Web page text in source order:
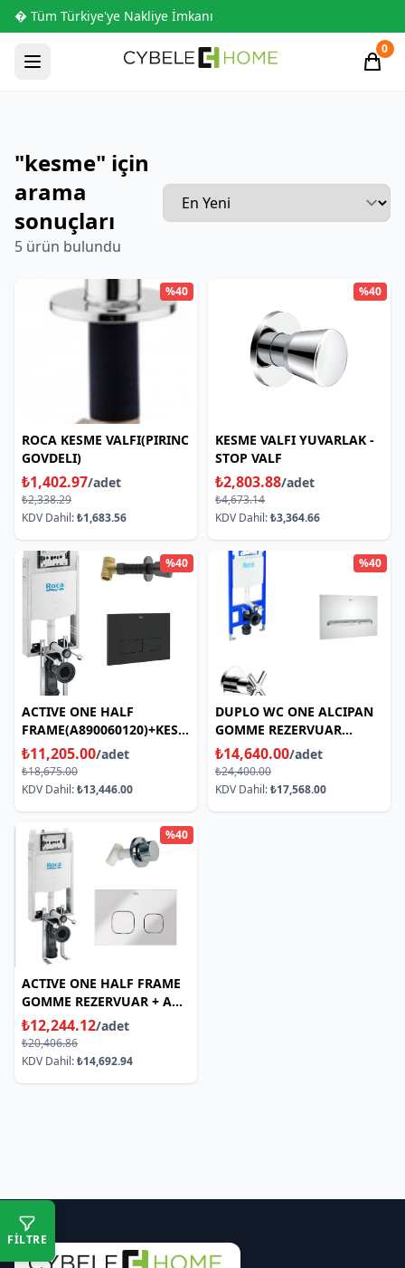
� Tüm Türkiye'ye Nakliye İmkanı
0
FİLTRE
"kesme" için
arama
sonuçları
5 ürün bulundu
%40
ROCA KESME VALFI(PIRINC
GOVDELI)
₺1,402.97/adet
₺2,338.29
KDV Dahil:₺1,683.56
%40
KESME VALFI YUVARLAK -
STOP VALF
₺2,803.88/adet
₺4,673.14
KDV Dahil:₺3,364.66
%40
ACTIVE ONE HALF
FRAME(A890060120)+KESME
VALFI(A5251685B)+AC4
MAT SIYAH(A8901750006)
₺11,205.00/adet
₺18,675.00
KDV Dahil:₺13,446.00
%40
DUPLO WC ONE ALCIPAN
GOMME REZERVUAR
SETI(REZERVUAR+KUMANDA
PANELI+KESME VALF)
₺14,640.00/adet
₺24,400.00
KDV Dahil:₺17,568.00
%40
ACTIVE ONE HALF FRAME
GOMME REZERVUAR + AC3
KROM + KESME VALFI
₺12,244.12/adet
₺20,406.86
KDV Dahil:₺14,692.94